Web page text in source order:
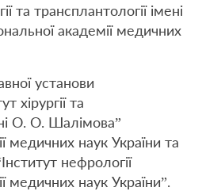
та трансплантології імені
академії медичних
установи
хірургії та
О. О. Шалімова”
медичних наук України та
нефрології
медичних наук України”.